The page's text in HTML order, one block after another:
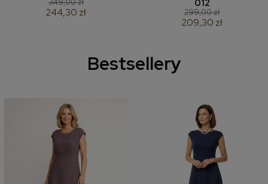
349,00 zł
244,30 zł
012
299,00 zł
209,30 zł
Bestsellery